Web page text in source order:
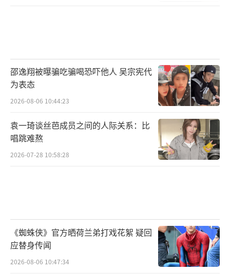
邵逸翔被曝骗吃骗喝恐吓他人 吴宗宪代
为表态
2026-08-06 10:44:23
袁一琦谈丝芭成员之间的人际关系：比
唱跳难熬
2026-07-28 10:58:28
《蜘蛛侠》官方晒荷兰弟打戏花絮 疑回
应替身传闻
2026-08-06 10:47:34